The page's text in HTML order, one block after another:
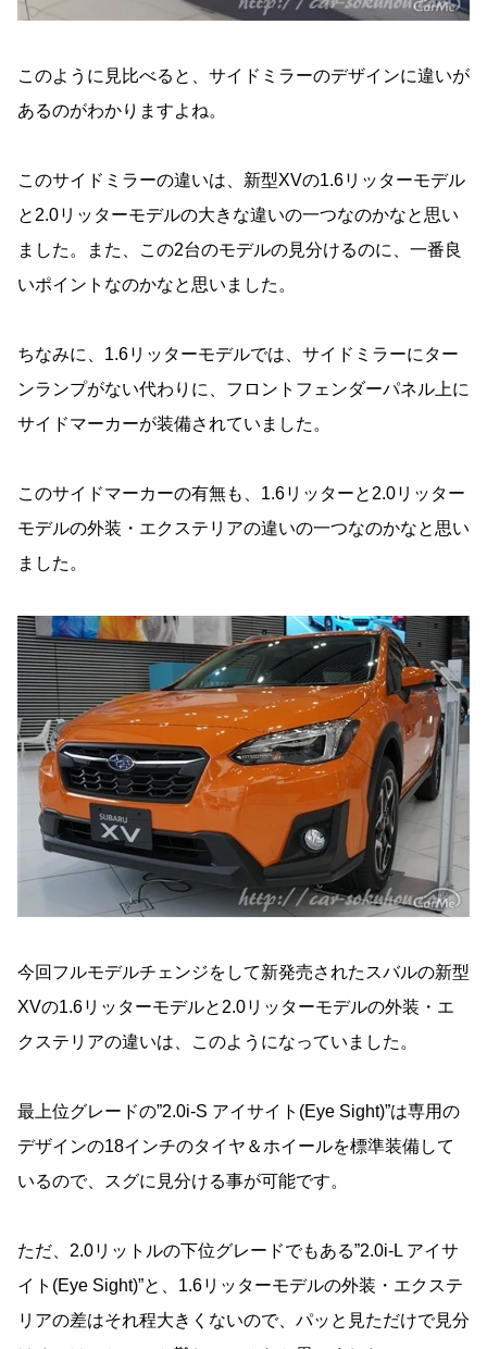
このように見比べると、サイドミラーのデザインに違いが
あるのがわかりますよね。
このサイドミラーの違いは、新型XVの1.6リッターモデル
と2.0リッターモデルの大きな違いの一つなのかなと思い
ました。また、この2台のモデルの見分けるのに、一番良
いポイントなのかなと思いました。
ちなみに、1.6リッターモデルでは、サイドミラーにター
ンランプがない代わりに、フロントフェンダーパネル上に
サイドマーカーが装備されていました。
このサイドマーカーの有無も、1.6リッターと2.0リッター
モデルの外装・エクステリアの違いの一つなのかなと思い
ました。
今回フルモデルチェンジをして新発売されたスバルの新型
XVの1.6リッターモデルと2.0リッターモデルの外装・エ
クステリアの違いは、このようになっていました。
最上位グレードの”2.0i-S アイサイト(Eye Sight)”は専用の
デザインの18インチのタイヤ＆ホイールを標準装備して
いるので、スグに見分ける事が可能です。
ただ、2.0リットルの下位グレードでもある”2.0i-L アイサ
イト(Eye Sight)”と、1.6リッターモデルの外装・エクステ
リアの差はそれ程大きくないので、パッと見ただけで見分